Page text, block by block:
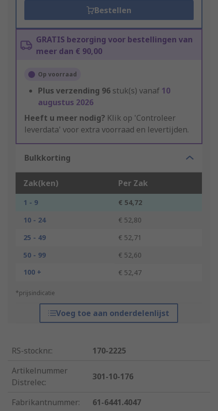
Bestellen
GRATIS bezorging voor bestellingen van
meer dan € 90,00
Op voorraad
Plus verzending 96 stuk(s) vanaf 10
augustus 2026
Heeft u meer nodig? Klik op 'Controleer
leverdata' voor extra voorraad en levertijden.
Bulkkorting
Zak(ken) Per Zak
1 - 9
€ 54,72
10 - 24
€ 52,80
25 - 49
€ 52,71
50 - 99
€ 52,60
100 +
€ 52,47
*prijsindicatie
Voeg toe aan onderdelenlijst
RS-stocknr.:
170-2225
Artikelnummer
Distrelec:
301-10-176
Fabrikantnummer:
61-6441.4047